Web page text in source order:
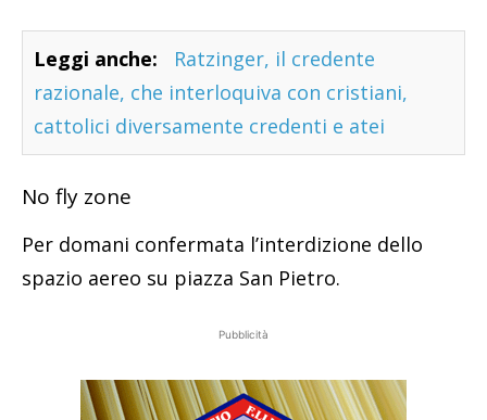
Leggi anche:
Ratzinger, il credente
razionale, che interloquiva con cristiani,
cattolici diversamente credenti e atei
No fly zone
Per domani confermata l’interdizione dello
spazio aereo su piazza San Pietro.
Pubblicità